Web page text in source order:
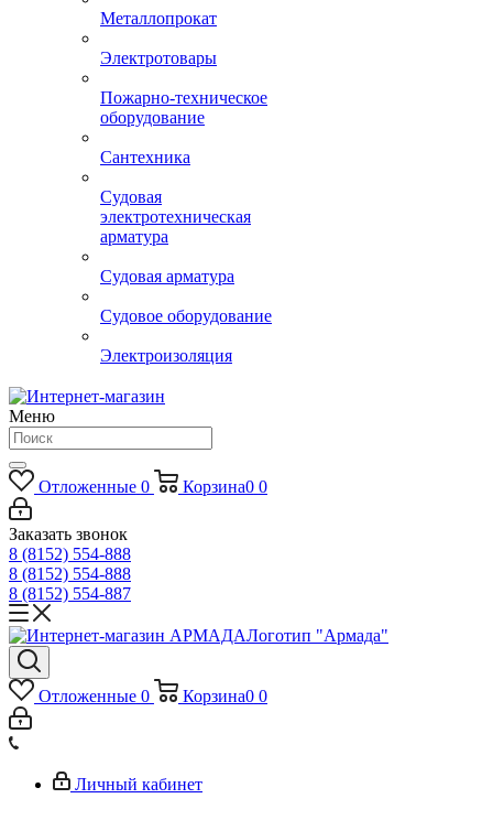
Металлопрокат
Электротовары
Пожарно-техническое
оборудование
Сантехника
Судовая
электротехническая
арматура
Судовая арматура
Судовое оборудование
Электроизоляция
Меню
Отложенные 0 Корзина0 0
Заказать звонок
8 (8152) 554-888
8 (8152) 554-888
8 (8152) 554-887
Логотип "Армада"
Отложенные 0 Корзина0 0
Личный кабинет